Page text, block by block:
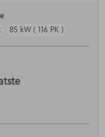
85 kW ( 116 PK )